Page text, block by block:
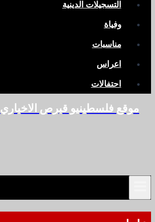
التسجيلات الدينية
وفياة
مناسبات
اعراس
احتفالات
موقع فلسطينيو قبرص الاخباري